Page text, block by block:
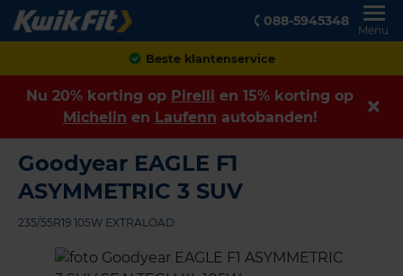
088-5945348
Menu
Achteraf betalen
Nu 20% korting op Pirelli en 15% korting op
Michelin en Laufenn autobanden!
Goodyear EAGLE F1
ASYMMETRIC 3 SUV
235/55R19 105W EXTRALOAD